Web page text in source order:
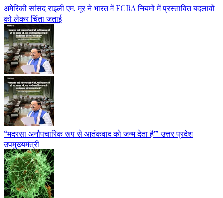
अमेरिकी सांसद राइली एम. मूर ने भारत में FCRA नियमों में प्रस्तावित बदलावों
को लेकर चिंता जताई
“मदरसा अनौपचारिक रूप से आतंकवाद को जन्म देता है” उत्तर प्रदेश
उपमुख्यमंत्री